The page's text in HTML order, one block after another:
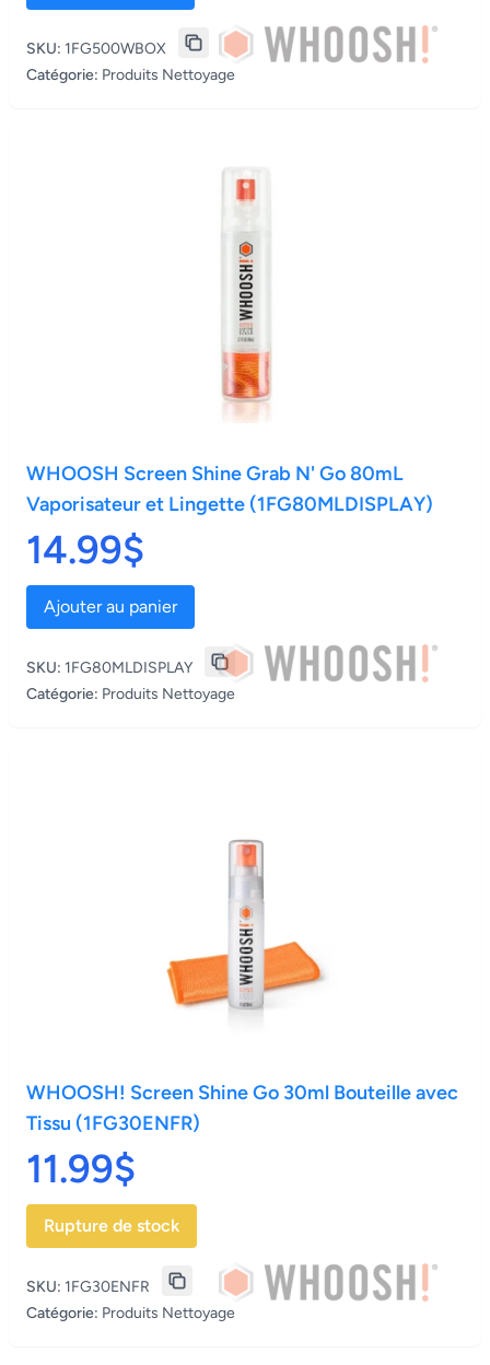
SKU: 1FG500WBOX
Catégorie: Produits Nettoyage
WHOOSH Screen Shine Grab N' Go 80mL
Vaporisateur et Lingette (1FG80MLDISPLAY)
14.99$
Ajouter au panier
SKU: 1FG80MLDISPLAY
Catégorie: Produits Nettoyage
WHOOSH! Screen Shine Go 30ml Bouteille avec
Tissu (1FG30ENFR)
11.99$
Rupture de stock
SKU: 1FG30ENFR
Catégorie: Produits Nettoyage